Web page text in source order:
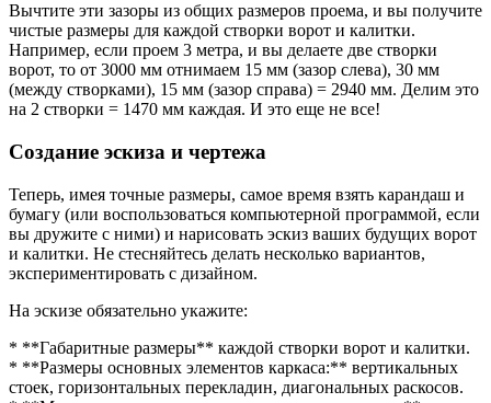
Вычтите эти зазоры из общих размеров проема, и вы получите
чистые размеры для каждой створки ворот и калитки.
Например, если проем 3 метра, и вы делаете две створки
ворот, то от 3000 мм отнимаем 15 мм (зазор слева), 30 мм
(между створками), 15 мм (зазор справа) = 2940 мм. Делим это
на 2 створки = 1470 мм каждая. И это еще не все!
Создание эскиза и чертежа
Теперь, имея точные размеры, самое время взять карандаш и
бумагу (или воспользоваться компьютерной программой, если
вы дружите с ними) и нарисовать эскиз ваших будущих ворот
и калитки. Не стесняйтесь делать несколько вариантов,
экспериментировать с дизайном.
На эскизе обязательно укажите:
* **Габаритные размеры** каждой створки ворот и калитки.
* **Размеры основных элементов каркаса:** вертикальных
стоек, горизонтальных перекладин, диагональных раскосов.